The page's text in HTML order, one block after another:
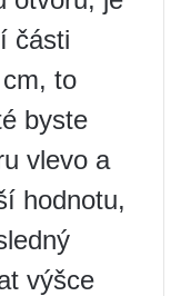
části
to
byste
vlevo a
hodnotu,
výšce